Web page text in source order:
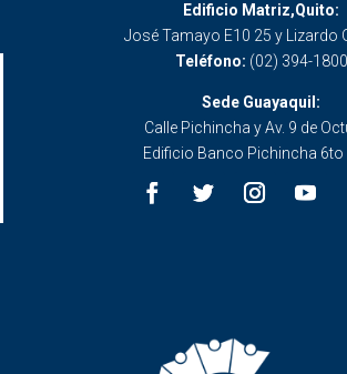
Edificio Matriz,Quito:
José Tamayo E10 25 y Lizardo
Teléfono: (02) 394-1800
Sede Guayaquil:
Calle Pichincha y Av. 9 de
Edificio Banco Pichincha 6to